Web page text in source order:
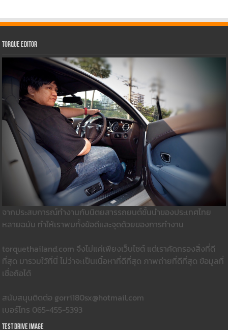
Torque Editor
จากประสบการณ์ทำงานกับนิตยสารรถยนต์ชั้นนำของประเทศไทย
หลายฉบับ ทำให้เราพบทั้งข้อดีและจุดด้วยของการทำงาน
torquethailand.com จึงไม่แค่เพียงเว็บไซต์ แต่เราคัดกรองสิ่งที่ดี
ที่สุด มารวมใว้ที่นี่ ไม่ว่าจะเป็นเนื้อหาที่ดีที่สุด ภาพถ่ายที่ดีที่สุด ข้อมูลที่
เชื่อถือได้
สนับสนุนติดต่อ gorri180sx@hotmail.com
เบอร์โทร 065-455-5393
Test Drive Image